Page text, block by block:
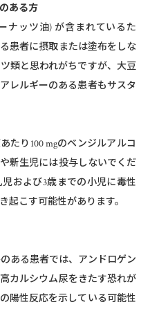
ある方
ナッツ油) が含まれているた
患者に摂取または塗布をしな
類と思われがちですが、大豆
レルギーのある患者もサスタ
たり100 mgのベンジルアルコ
新生児には投与しないでくだ
および3歳までの小児に毒性
起こす可能性があります。
ある患者では、アンドロゲン
カルシウム尿をきたす恐れが
陽性反応を示している可能性